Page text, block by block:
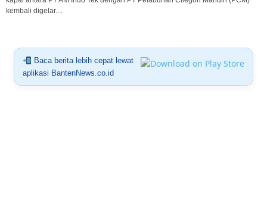
kembali digelar....
Baca berita lebih cepat lewat
aplikasi BantenNews.co.id